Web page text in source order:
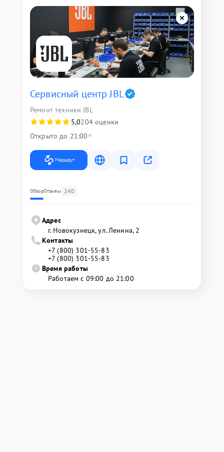
Сервисный центр JBL
Ремонт техники JBL
5,0204 оценки
Открыто до 21:00
Маршрут
ОбзорОтзывы 240
Адрес
г. Новокузнецк, ул. Ленина, 2
Контакты
+7 (800) 301-55-83
+7 (800) 301-55-83
Время работы
Работаем с 09:00 до 21:00